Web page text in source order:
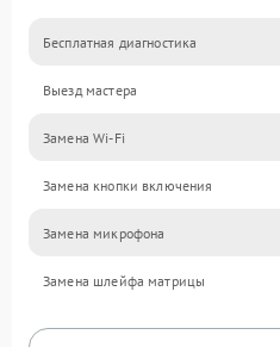
Бесплатная диагностика
Выезд мастера
Замена Wi-Fi
Замена кнопки включения
Замена микрофона
Замена шлейфа матрицы